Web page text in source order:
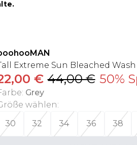
Extreme Sun Bleached
€ 44,00 € 50%
: Grey
wählen:
30
32 34 36 38